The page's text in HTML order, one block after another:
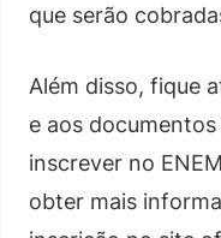
que serão
Além disso, fique
e aos
inscrever no
obter mais